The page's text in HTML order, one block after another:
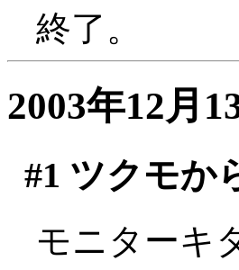
終了。
2003年12月
#1 ツクモか
モニター